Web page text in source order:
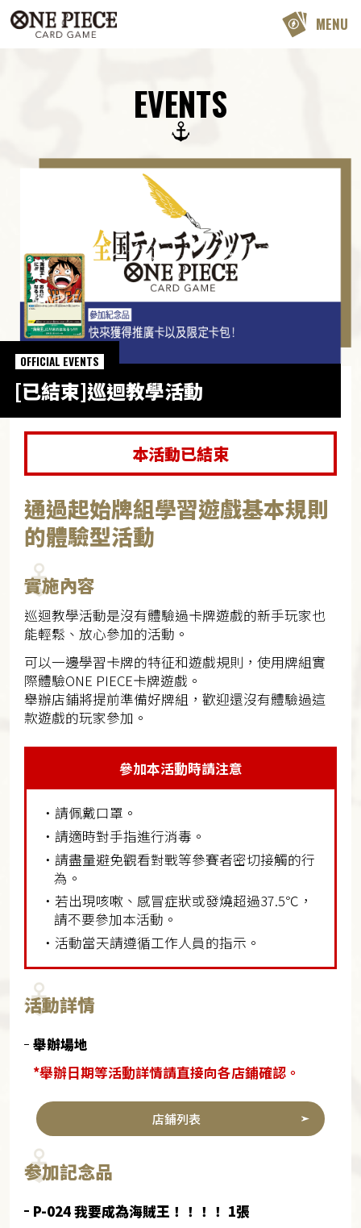
MENU
EVENTS
[已結束]巡迴教學活動
OFFICIAL EVENTS
本活動已結束
通過起始牌組學習遊戲基本規則
的體驗型活動
實施內容
巡迴教學活動是沒有體驗過卡牌遊戲的新手玩家也
能輕鬆、放心參加的活動。
可以一邊學習卡牌的特征和遊戲規則，使用牌組實
際體驗ONE PIECE卡牌遊戲。
舉辦店鋪將提前準備好牌組，歡迎還沒有體驗過這
款遊戲的玩家參加。
參加本活動時請注意
・請佩戴口罩。
・請適時對手指進行消毒。
・請盡量避免觀看對戰等參賽者密切接觸的行
為。
・若出現咳嗽、感冒症狀或發燒超過37.5℃，
請不要參加本活動。
・活動當天請遵循工作人員的指示。
活動詳情
舉辦場地
*舉辦日期等活動詳情請直接向各店鋪確認。
店鋪列表
参加記念品
P-024 我要成為海賊王！！！！ 1張